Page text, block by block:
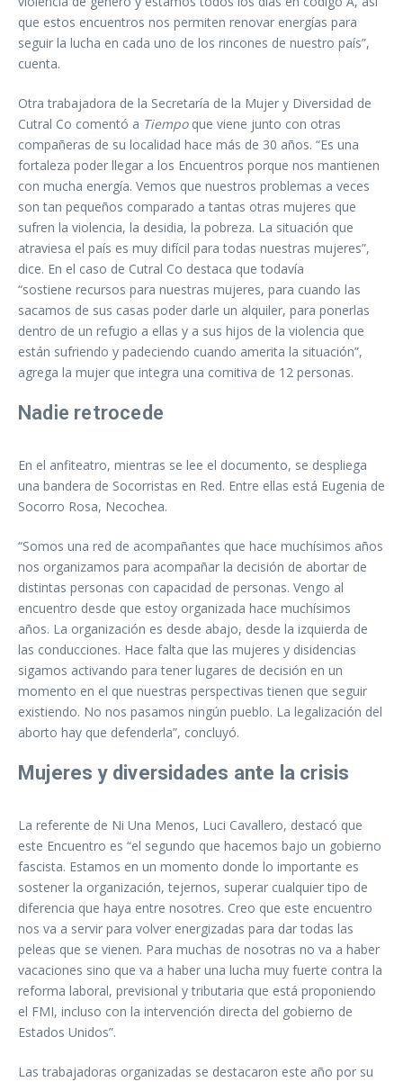
que estos encuentros nos permiten renovar energías para
seguir la lucha en cada uno de los rincones de nuestro país”,
cuenta.
Otra trabajadora de la Secretaría de la Mujer y Diversidad de
Cutral Co comentó a Tiempoque viene junto con otras
compañeras de su localidad hace más de 30 años. “Es una
fortaleza poder llegar a los Encuentros porque nos mantienen
con mucha energía. Vemos que nuestros problemas a veces
son tan pequeños comparado a tantas otras mujeres que
sufren la violencia, la desidia, la pobreza. La situación que
atraviesa el país es muy difícil para todas nuestras mujeres”,
dice. En el caso de Cutral Co destaca que todavía
“sostiene recursos para nuestras mujeres, para cuando las
sacamos de sus casas poder darle un alquiler, para ponerlas
dentro de un refugio a ellas y a sus hijos de la violencia que
están sufriendo y padeciendo cuando amerita la situación”,
agrega la mujer que integra una comitiva de 12 personas.
Nadie retrocede
En el anfiteatro, mientras se lee el documento, se despliega
una bandera de Socorristas en Red. Entre ellas está Eugenia de
Socorro Rosa, Necochea.
“Somos una red de acompañantes que hace muchísimos años
nos organizamos para acompañar la decisión de abortar de
distintas personas con capacidad de personas. Vengo al
encuentro desde que estoy organizada hace muchísimos
años. La organización es desde abajo, desde la izquierda de
las conducciones. Hace falta que las mujeres y disidencias
sigamos activando para tener lugares de decisión en un
momento en el que nuestras perspectivas tienen que seguir
existiendo. No nos pasamos ningún pueblo. La legalización del
aborto hay que defenderla”, concluyó.
Mujeres y diversidades ante la crisis
La referente de Ni Una Menos, Luci Cavallero, destacó que
este Encuentro es “el segundo que hacemos bajo un gobierno
fascista. Estamos en un momento donde lo importante es
sostener la organización, tejernos, superar cualquier tipo de
diferencia que haya entre nosotres. Creo que este encuentro
nos va a servir para volver energizadas para dar todas las
peleas que se vienen. Para muchas de nosotras no va a haber
vacaciones sino que va a haber una lucha muy fuerte contra la
reforma laboral, previsional y tributaria que está proponiendo
el FMI, incluso con la intervención directa del gobierno de
Estados Unidos”.
Las trabajadoras organizadas se destacaron este año por su